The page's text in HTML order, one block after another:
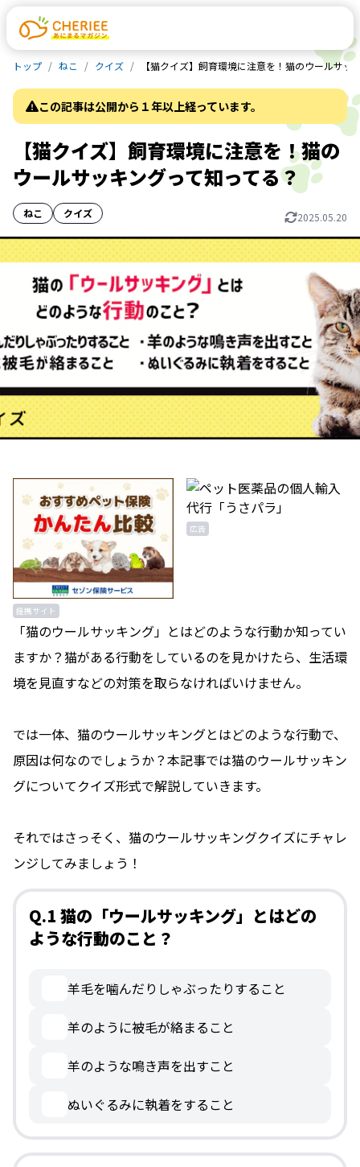
トップ ねこ クイズ 【猫クイズ】飼育環境に注意を！猫のウールサッ
この記事は公開から１年以上経っています。
【猫クイズ】飼育環境に注意を！猫の
ウールサッキングって知ってる？
ねこ クイズ 2025.05.20
提携サイト
広告
「猫のウールサッキング」とはどのような行動か知ってい
ますか？猫がある行動をしているのを見かけたら、生活環
境を見直すなどの対策を取らなければいけません。
では一体、猫のウールサッキングとはどのような行動で、
原因は何なのでしょうか？本記事では猫のウールサッキン
グについてクイズ形式で解説していきます。
それではさっそく、猫のウールサッキングクイズにチャレ
ンジしてみましょう！
Q.1 猫の「ウールサッキング」とはどの
ような行動のこと？
羊毛を噛んだりしゃぶったりすること
羊のように被毛が絡まること
羊のような鳴き声を出すこと
ぬいぐるみに執着をすること